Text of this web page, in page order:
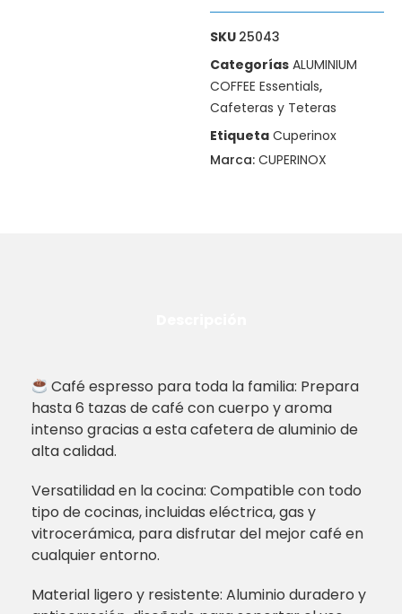
SKU 25043
Categorías ALUMINIUM
COFFEE Essentials,
Cafeteras y Teteras
Etiqueta Cuperinox
Marca: CUPERINOX
Café espresso para toda la familia: Prepara
hasta 6 tazas de café con cuerpo y aroma
intenso gracias a esta cafetera de aluminio de
alta calidad.
Versatilidad en la cocina: Compatible con todo
tipo de cocinas, incluidas eléctrica, gas y
vitrocerámica, para disfrutar del mejor café en
cualquier entorno.
Material ligero y resistente: Aluminio duradero y